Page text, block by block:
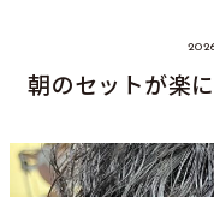
朝のセットが楽